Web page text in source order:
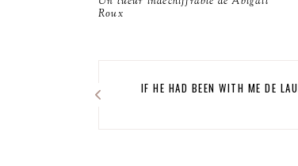
Roux
IF HE HAD BEEN WITH ME DE